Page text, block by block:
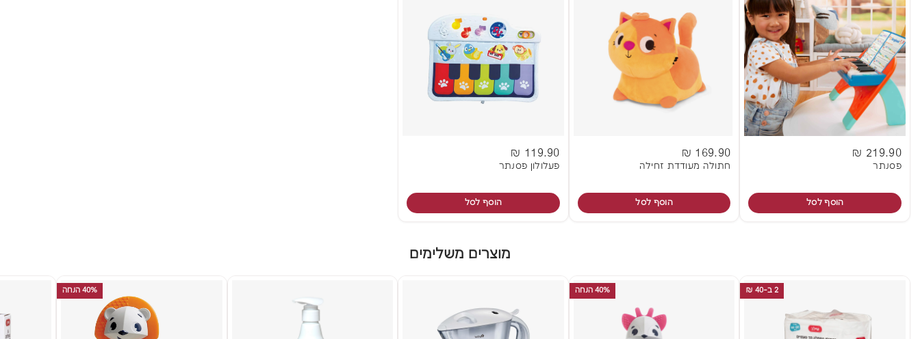
219.90 ₪
פסנתר
הוסף לסל
169.90 ₪
חתולה מעודדת זחילה
הוסף לסל
119.90 ₪
פעלולון פסנתר
הוסף לסל
מוצרים משלימים
2 ב-40 ₪ 40% הנחה 40% הנחה